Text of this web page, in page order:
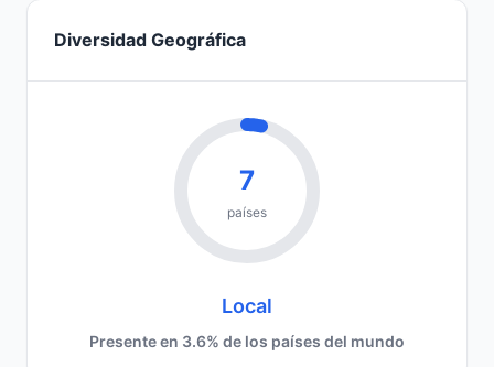
Diversidad Geográfica
7
países
Local
Presente en 3.6% de los países del mundo